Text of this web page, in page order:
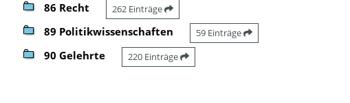
86 Recht 262 Einträge
89 Politikwissenschaften 59 Einträge
90 Gelehrte 220 Einträge